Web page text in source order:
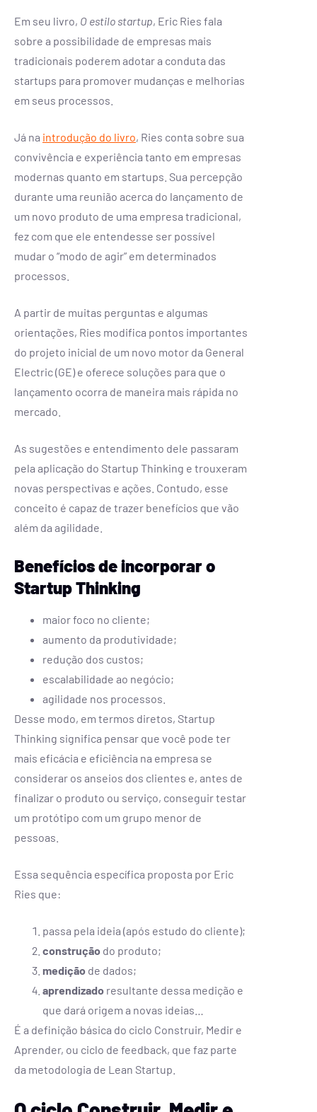
Em seu livro, O estilo startup, Eric Ries fala
sobre a possibilidade de empresas mais
tradicionais poderem adotar a conduta das
startups para promover mudanças e melhorias
em seus processos.
Já na introdução do livro, Ries conta sobre sua
convivência e experiência tanto em empresas
modernas quanto em startups. Sua percepção
durante uma reunião acerca do lançamento de
um novo produto de uma empresa tradicional,
fez com que ele entendesse ser possível
mudar o “modo de agir” em determinados
processos.
A partir de muitas perguntas e algumas
orientações, Ries modifica pontos importantes
do projeto inicial de um novo motor da General
Electric (GE) e oferece soluções para que o
lançamento ocorra de maneira mais rápida no
mercado.
As sugestões e entendimento dele passaram
pela aplicação do Startup Thinking e trouxeram
novas perspectivas e ações. Contudo, esse
conceito é capaz de trazer benefícios que vão
além da agilidade.
Benefícios de incorporar o
Startup Thinking
maior foco no cliente;
aumento da produtividade;
redução dos custos;
escalabilidade ao negócio;
agilidade nos processos.
Desse modo, em termos diretos, Startup
Thinking significa pensar que você pode ter
mais eficácia e eficiência na empresa se
considerar os anseios dos clientes e, antes de
finalizar o produto ou serviço, conseguir testar
um protótipo com um grupo menor de
pessoas.
Essa sequência específica proposta por Eric
Ries que:
passa pela ideia (após estudo do cliente);
construção do produto;
medição de dados;
aprendizado resultante dessa medição e
que dará origem a novas ideias…
É a definição básica do ciclo Construir, Medir e
Aprender, ou ciclo de feedback, que faz parte
da metodologia de Lean Startup.